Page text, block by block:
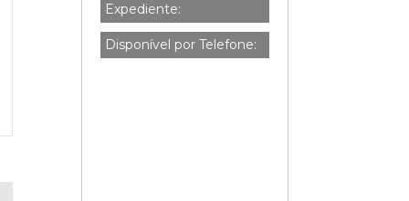
Expediente:
Disponível por Telefone: